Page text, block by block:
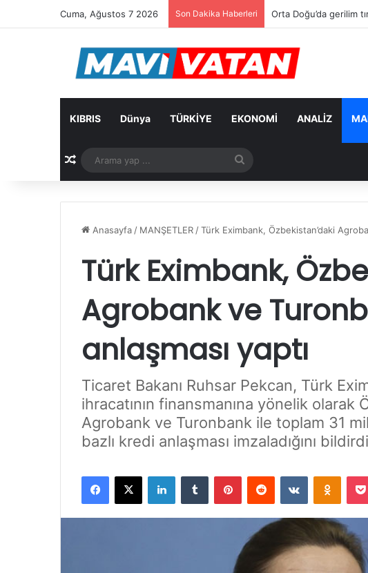
Cuma, Ağustos 7 2026 Son Dakika Haberleri Arıklı: “Mavi
KIBRIS Dünya TÜRKİYE EKONOMİ ANALİZ
Rastgele Makale
yap
Anasayfa / MANŞETLER /Türk Eximbank, Özbekistan’daki
Türk Eximbank,
Agrobank ve
anlaşması yaptı
Ticaret Bakanı Ruhsar Pekcan, Türk
ihracatının finansmanına yönelik
Agrobank ve Turonbank ile toplam 31
bazlı kredi anlaşması imzaladığını
Facebook
X LinkedInTumblr PinterestReddit VKontakte